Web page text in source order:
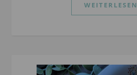
WEITERLESEN